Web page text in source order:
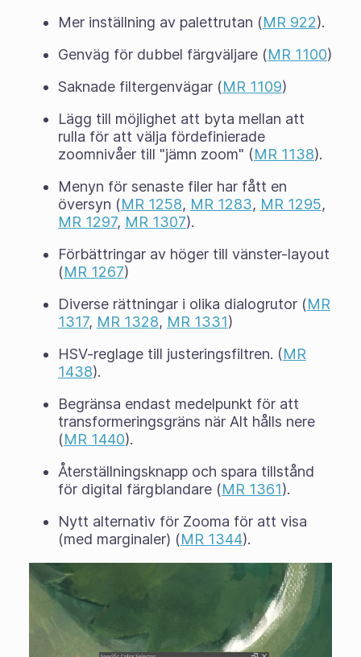
Mer inställning av palettrutan (MR 922).
Genväg för dubbel färgväljare (MR 1100)
Saknade filtergenvägar (MR 1109)
Lägg till möjlighet att byta mellan att
rulla för att välja fördefinierade
zoomnivåer till "jämn zoom" (MR 1138).
Menyn för senaste filer har fått en
översyn (MR 1258, MR 1283, MR 1295,
MR 1297, MR 1307).
Förbättringar av höger till vänster-layout
(MR 1267)
Diverse rättningar i olika dialogrutor (MR
1317, MR 1328, MR 1331)
HSV-reglage till justeringsfiltren. (MR
1438).
Begränsa endast medelpunkt för att
transformeringsgräns när Alt hålls nere
(MR 1440).
Återställningsknapp och spara tillstånd
för digital färgblandare (MR 1361).
Nytt alternativ för Zooma för att visa
(med marginaler) (MR 1344).